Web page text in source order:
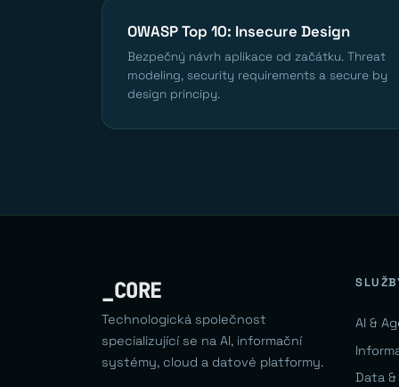
OWASP Top 10: Insecure Design
Bezpečný návrh aplikace od začátku. Threat
modeling, security requirements a secure by
design principy.
_CORE
Technologická společnost
specializující se na AI, informační
systémy, cloud a datové platformy.
AI &
Data